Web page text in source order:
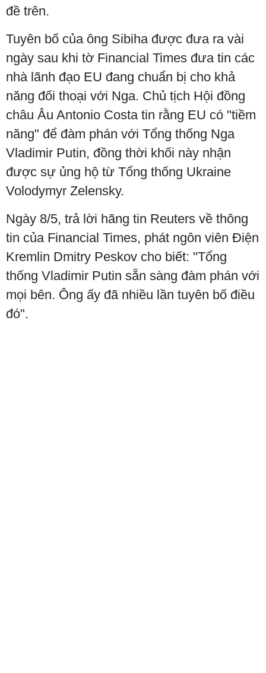
đề trên.
Tuyên bố của ông Sibiha được đưa ra vài
ngày sau khi tờ Financial Times đưa tin các
nhà lãnh đạo EU đang chuẩn bị cho khả
năng đối thoại với Nga. Chủ tịch Hội đồng
châu Âu Antonio Costa tin rằng EU có "tiềm
năng" để đàm phán với Tổng thống Nga
Vladimir Putin, đồng thời khối này nhận
được sự ủng hộ từ Tổng thống Ukraine
Volodymyr Zelensky.
Ngày 8/5, trả lời hãng tin Reuters về thông
tin của Financial Times, phát ngôn viên Điện
Kremlin Dmitry Peskov cho biết: "Tổng
thống Vladimir Putin sẵn sàng đàm phán với
mọi bên. Ông ấy đã nhiều lần tuyên bố điều
đó".